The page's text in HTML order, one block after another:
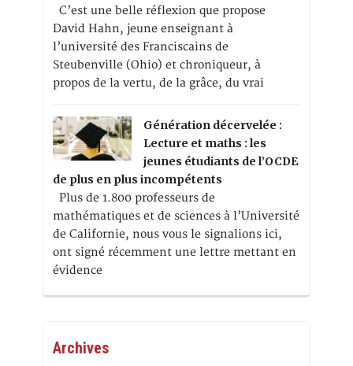
C’est une belle réflexion que propose
David Hahn, jeune enseignant à
l’université des Franciscains de
Steubenville (Ohio) et chroniqueur, à
propos de la vertu, de la grâce, du vrai
Génération décervelée :
Lecture et maths : les
jeunes étudiants de l’OCDE
de plus en plus incompétents
Plus de 1.800 professeurs de
mathématiques et de sciences à l’Université
de Californie, nous vous le signalions ici,
ont signé récemment une lettre mettant en
évidence
Archives